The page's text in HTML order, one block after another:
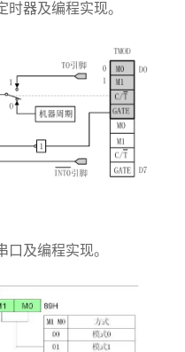
器及编程实现。
及编程实现。